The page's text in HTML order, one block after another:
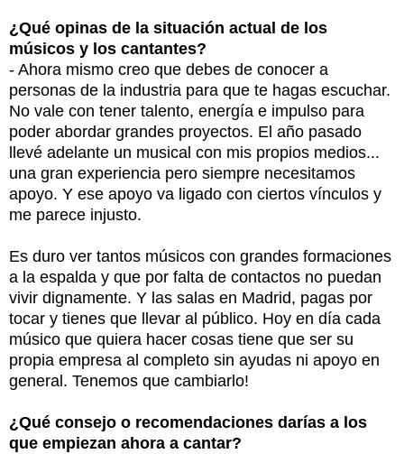
¿Qué opinas de la situación actual de los
músicos y los cantantes?
- Ahora mismo creo que debes de conocer a
personas de la industria para que te hagas escuchar.
No vale con tener talento, energía e impulso para
poder abordar grandes proyectos. El año pasado
llevé adelante un musical con mis propios medios...
una gran experiencia pero siempre necesitamos
apoyo. Y ese apoyo va ligado con ciertos vínculos y
me parece injusto.
Es duro ver tantos músicos con grandes formaciones
a la espalda y que por falta de contactos no puedan
vivir dignamente. Y las salas en Madrid, pagas por
tocar y tienes que llevar al público. Hoy en día cada
músico que quiera hacer cosas tiene que ser su
propia empresa al completo sin ayudas ni apoyo en
general. Tenemos que cambiarlo!
¿Qué consejo o recomendaciones darías a los
que empiezan ahora a cantar?